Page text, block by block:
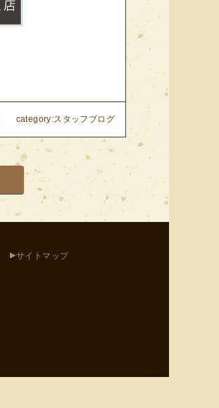
category:スタッフブログ
▸サイトマップ